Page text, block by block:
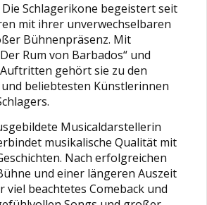
Die Schlagerikone begeistert seit
mit ihrer unverwechselbaren
Bühnenpräsenz. Mit
Rum von Barbados“ und
gehört sie zu den
beliebtesten Künstlerinnen
Musicaldarstellerin
musikalische Qualität mit
Nach erfolgreichen
und einer längeren Auszeit
viel beachtetes Comeback und